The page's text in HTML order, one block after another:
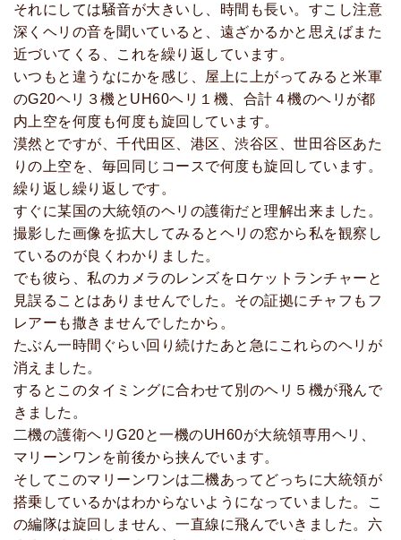
それにしては騒音が大きいし、時間も長い。すこし注意
深くヘリの音を聞いていると、遠ざかるかと思えばまた
近づいてくる、これを繰り返しています。
いつもと違うなにかを感じ、屋上に上がってみると米軍
のG20ヘリ３機とUH60ヘリ１機、合計４機のヘリが都
内上空を何度も何度も旋回しています。
漠然とですが、千代田区、港区、渋谷区、世田谷区あた
りの上空を、毎回同じコースで何度も旋回しています。
繰り返し繰り返しです。
すぐに某国の大統領のヘリの護衛だと理解出来ました。
撮影した画像を拡大してみるとヘリの窓から私を観察し
ているのが良くわかりました。
でも彼ら、私のカメラのレンズをロケットランチャーと
見誤ることはありませんでした。その証拠にチャフもフ
レアーも撒きませんでしたから。
たぶん一時間ぐらい回り続けたあと急にこれらのヘリが
消えました。
するとこのタイミングに合わせて別のヘリ５機が飛んで
きました。
二機の護衛ヘリG20と一機のUH60が大統領専用ヘリ、
マリーンワンを前後から挟んでいます。
そしてこのマリーンワンは二機あってどっちに大統領が
搭乗しているかはわからないようになっていました。こ
の編隊は旋回しません、一直線に飛んでいきました。六